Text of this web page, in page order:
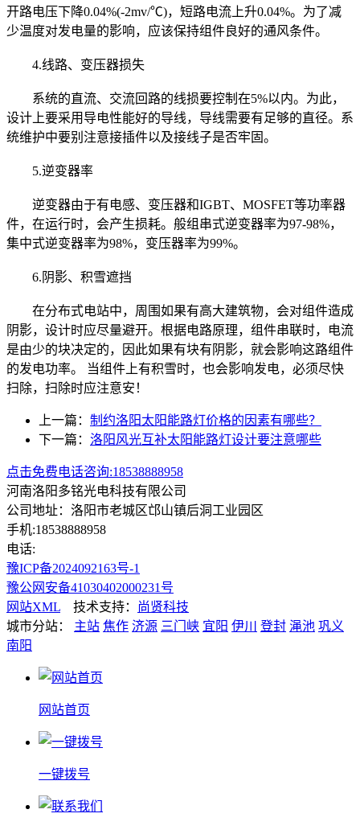
开路电压下降0.04%(-2mv/℃)，短路电流上升0.04%。为了减
少温度对发电量的影响，应该保持组件良好的通风条件。
4.线路、变压器损失
系统的直流、交流回路的线损要控制在5%以内。为此，
设计上要采用导电性能好的导线，导线需要有足够的直径。系
统维护中要别注意接插件以及接线子是否牢固。
5.逆变器率
逆变器由于有电感、变压器和IGBT、MOSFET等功率器
件，在运行时，会产生损耗。般组串式逆变器率为97-98%，
集中式逆变器率为98%，变压器率为99%。
6.阴影、积雪遮挡
在分布式电站中，周围如果有高大建筑物，会对组件造成
阴影，设计时应尽量避开。根据电路原理，组件串联时，电流
是由少的块决定的，因此如果有块有阴影，就会影响这路组件
的发电功率。 当组件上有积雪时，也会影响发电，必须尽快
扫除，扫除时应注意安！
上一篇： 制约洛阳太阳能路灯价格的因素有哪些？
下一篇： 洛阳风光互补太阳能路灯设计要注意哪些
点击免费电话咨询:18538888958
河南洛阳多铭光电科技有限公司
公司地址：洛阳市老城区邙山镇后洞工业园区
手机:18538888958
电话:
豫ICP备2024092163号-1
豫公网安备41030402000231号
网站XML 技术支持：
尚贤科技
城市分站：
主站 焦作 济源 三门峡 宜阳 伊川 登封 渑池 巩义
南阳
网站首页
一键拨号